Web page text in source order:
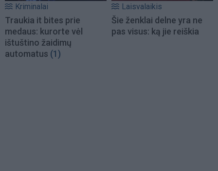
Kriminalai
Traukia it bites prie
medaus: kurorte vėl
ištuštino žaidimų
automatus (1)
Laisvalaikis
Šie ženklai delne yra ne
pas visus: ką jie reiškia